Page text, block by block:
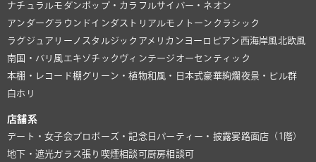
ナチュラルモダンポップ・カラフルサイバー・ネオン
アンダーグラウンド インダストリアルモノトーン クラシック
ラグジュアリー ノスタルジック アメリカン ヨーロピアン 西海岸風北欧風
南国・バリ風 エキゾチック ヴィンテージ オーセンティック
本棚・レコード棚グリーン・植物和風・日本式豪華絢爛夜景・ビル群
白ホリ
店舗系
デート・女子会プロポーズ・記念日 パーティー・披露宴路面店（1階）
地下・遮光ガラス張り 喫煙相談可 厨房相談可